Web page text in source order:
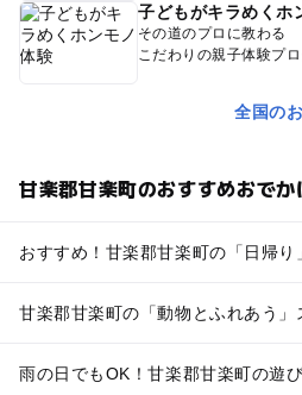
子どもがキラめくホ
その道のプロに教わる
こだわりの親子体験プロ
全国の
甘楽郡甘楽町のおすすめおでか
おすすめ！甘楽郡甘楽町の「日帰り
甘楽郡甘楽町の「動物とふれあう」
雨の日でもOK！甘楽郡甘楽町の遊